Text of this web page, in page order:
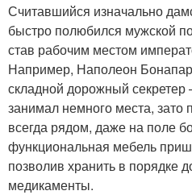
Считавшийся изначально
быстро полюбился мужской
став рабочим местом
Например, Наполеон
складной дорожный
занимал немного места,
всегда рядом, даже на поле
функциональная мебель
позволив хранить в порядке
медикаменты.